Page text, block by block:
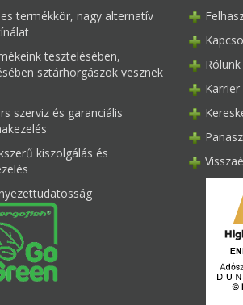
termékkör, nagy alternatív
tesztelésében,
sztárhorgászok vesznek
szerviz és garanciális
kiszolgálás és
Rólunk
Karrier